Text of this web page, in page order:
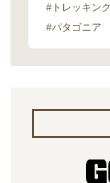
#トレッキン
#パタゴニア